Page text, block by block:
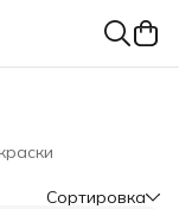
Сортировка